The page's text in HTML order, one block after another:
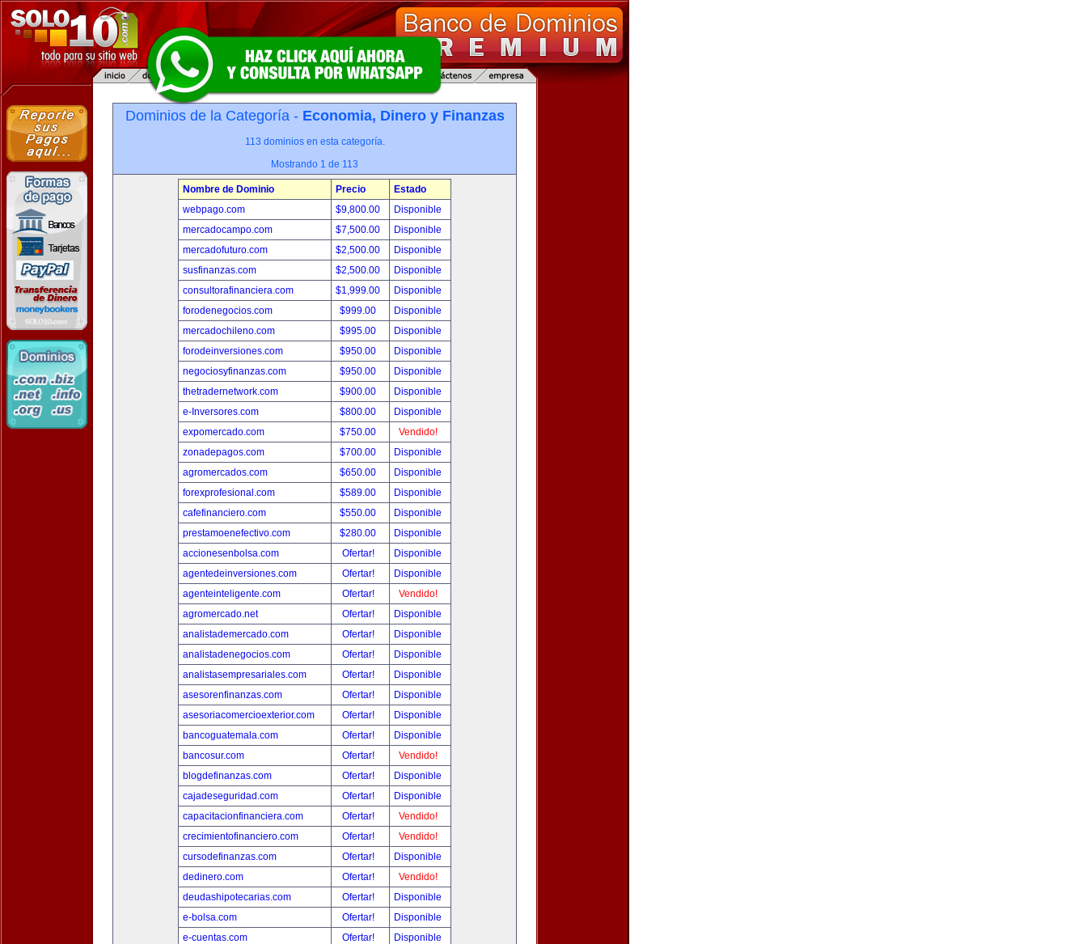
Dominios de la Categoría - Economia, Dinero y Finanzas
113 dominios en esta categoría.
Mostrando 1 de 113
Nombre de Dominio Precio
Estado
webpago.com
$9,800.00
Disponible
mercadocampo.com
$7,500.00
Disponible
mercadofuturo.com
$2,500.00
Disponible
susfinanzas.com
$2,500.00
Disponible
consultorafinanciera.com
$1,999.00
Disponible
forodenegocios.com
$999.00
Disponible
mercadochileno.com
$995.00
Disponible
forodeinversiones.com
$950.00
Disponible
negociosyfinanzas.com
$950.00
Disponible
thetradernetwork.com
$900.00
Disponible
e-Inversores.com
$800.00
Disponible
expomercado.com
$750.00
Vendido!
zonadepagos.com
$700.00
Disponible
agromercados.com
$650.00
Disponible
forexprofesional.com
$589.00
Disponible
cafefinanciero.com
$550.00
Disponible
prestamoenefectivo.com
$280.00
Disponible
accionesenbolsa.com
Ofertar!
Disponible
agentedeinversiones.com
Ofertar!
Disponible
agenteinteligente.com
Ofertar!
Vendido!
agromercado.net
Ofertar!
Disponible
analistademercado.com
Ofertar!
Disponible
analistadenegocios.com
Ofertar!
Disponible
analistasempresariales.com
Ofertar!
Disponible
asesorenfinanzas.com
Ofertar!
Disponible
asesoriacomercioexterior.com
Ofertar!
Disponible
bancoguatemala.com
Ofertar!
Disponible
bancosur.com
Ofertar!
Vendido!
blogdefinanzas.com
Ofertar!
Disponible
cajadeseguridad.com
Ofertar!
Disponible
capacitacionfinanciera.com
Ofertar!
Vendido!
crecimientofinanciero.com
Ofertar!
Vendido!
cursodefinanzas.com
Ofertar!
Disponible
dedinero.com
Ofertar!
Vendido!
deudashipotecarias.com
Ofertar!
Disponible
e-bolsa.com
Ofertar!
Disponible
e-cuentas.com
Ofertar!
Disponible